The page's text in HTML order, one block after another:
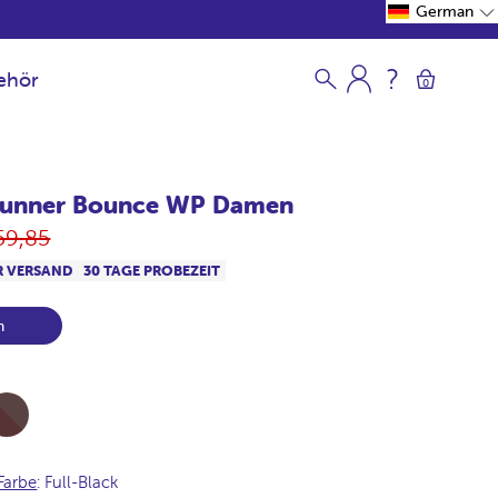
0
Bounce WP Damen
VERSAND 30 TAGE PROBEZEIT
: Full-Black
German